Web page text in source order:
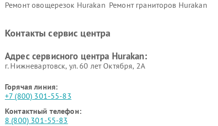
Ремонт овощерезок Hurakan Ремонт граниторов Hurakan
Hurakan
Контакты сервис центра
Адрес сервисного центра Hurakan:
г. Нижневартовск, ул. 60 лет Октября, 2А
Горячая линия:
+7 (800) 301-55-83
Контактный телефон:
8 (800) 301-55-83